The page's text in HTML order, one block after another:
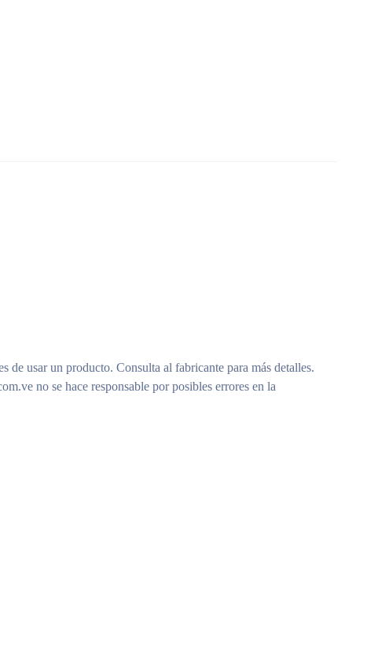
de usar un producto. Consulta al fabricante para más detalles.
no se hace responsable por posibles errores en la